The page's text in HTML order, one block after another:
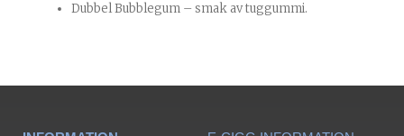
Dubbel Bubblegum – smak av tuggummi.